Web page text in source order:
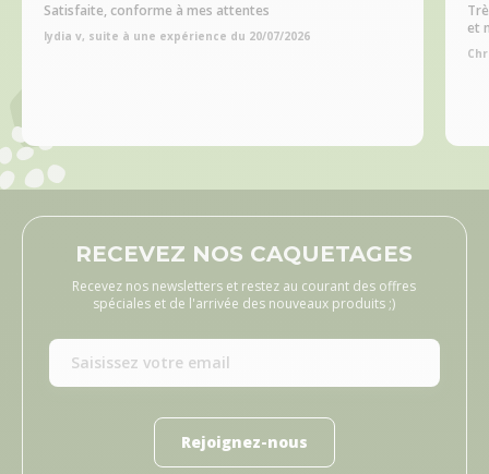
Satisfaite, conforme à mes attentes
lydia v, suite à une expérience du 20/07/2026
et
RECEVEZ NOS CAQUETAGES
Recevez nos newsletters et restez au courant des offres
spéciales et de l'arrivée des nouveaux produits ;)
Rejoignez-nous